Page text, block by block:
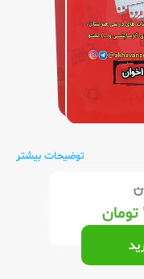
توضیحات بیشتر
تومان